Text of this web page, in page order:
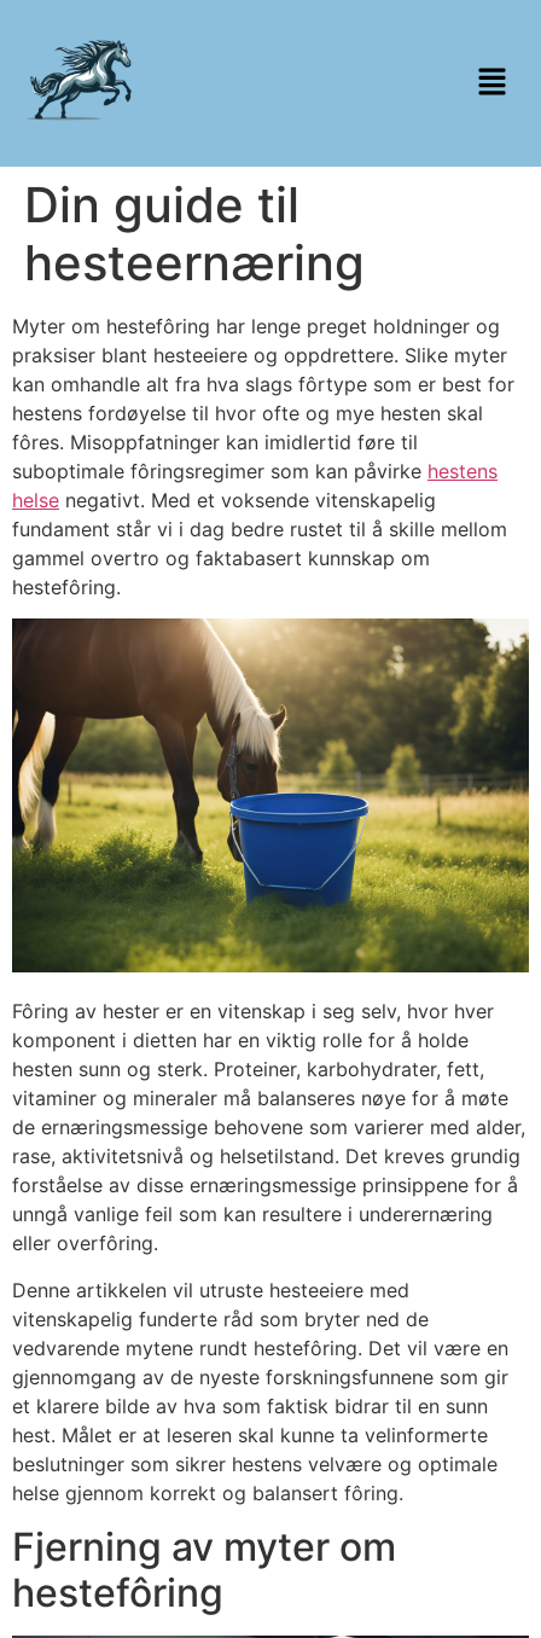
Din guide til
hesteernæring
Myter om hestefôring har lenge preget holdninger og
praksiser blant hesteeiere og oppdrettere. Slike myter
kan omhandle alt fra hva slags fôrtype som er best for
hestens fordøyelse til hvor ofte og mye hesten skal
fôres. Misoppfatninger kan imidlertid føre til
suboptimale fôringsregimer som kan påvirke hestens
helse negativt. Med et voksende vitenskapelig
fundament står vi i dag bedre rustet til å skille mellom
gammel overtro og faktabasert kunnskap om
hestefôring.
Fôring av hester er en vitenskap i seg selv, hvor hver
komponent i dietten har en viktig rolle for å holde
hesten sunn og sterk. Proteiner, karbohydrater, fett,
vitaminer og mineraler må balanseres nøye for å møte
de ernæringsmessige behovene som varierer med alder,
rase, aktivitetsnivå og helsetilstand. Det kreves grundig
forståelse av disse ernæringsmessige prinsippene for å
unngå vanlige feil som kan resultere i underernæring
eller overfôring.
Denne artikkelen vil utruste hesteeiere med
vitenskapelig funderte råd som bryter ned de
vedvarende mytene rundt hestefôring. Det vil være en
gjennomgang av de nyeste forskningsfunnene som gir
et klarere bilde av hva som faktisk bidrar til en sunn
hest. Målet er at leseren skal kunne ta velinformerte
beslutninger som sikrer hestens velvære og optimale
helse gjennom korrekt og balansert fôring.
Fjerning av myter om
hestefôring